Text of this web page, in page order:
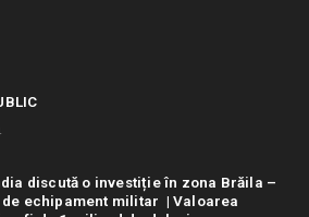
discută o investiție în zona Brăila –
echipament militar | Valoarea